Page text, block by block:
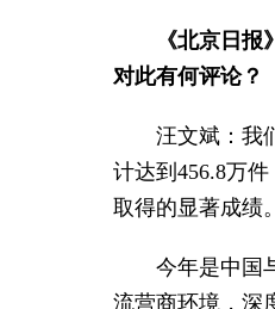
《北京日
对此有何评论？
汪文斌：我
计达到456.8万
取得的显著成绩。
今年是中国
流营商环境，深